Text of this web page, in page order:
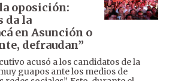
oposición:
da la
en Asunción o
defraudan”
acusó a los candidatos de la
guapos ante los medios de